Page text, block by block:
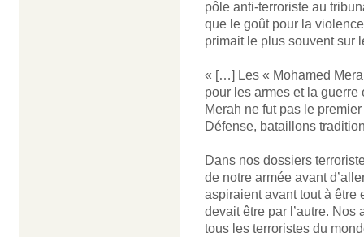
pôle anti-terroriste au
que le goût pour la
primait le plus souvent sur
« […] Les « Mohamed
pour les armes et la guerre
Merah ne fut pas le
Défense, bataillons
Dans nos dossiers
de notre armée avant
aspiraient avant tout à être
devait être par l’autre.
tous les terroristes du